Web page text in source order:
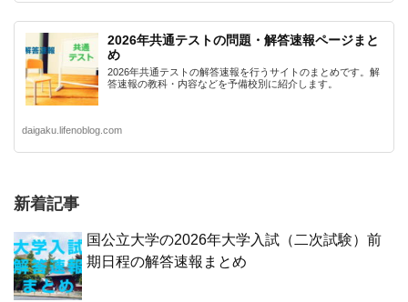
2026年共通テストの問題・解答速報ページまと
め
2026年共通テストの解答速報を行うサイトのまとめです。解
答速報の教科・内容などを予備校別に紹介します。
daigaku.lifenoblog.com
新着記事
国公立大学の2026年大学入試（二次試験）前
期日程の解答速報まとめ